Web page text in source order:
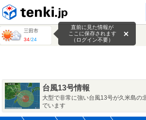
三田市
34/24
直前に見た情報が
ここに保存されます
（ログイン不要）
台風13号情報
大型で非常に強い台風13号が久米島の
でいます